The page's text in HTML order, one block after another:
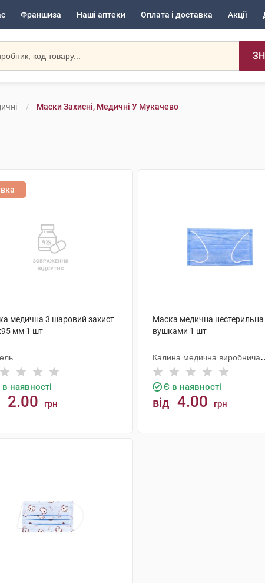
Франшиза Наші аптеки Оплата і доставка Акції
Маски Захисні, Медичні У Мукачево
медична 3 шаровий захист
мм 1 шт
наявності
2.00 грн
Маска медична нестерильна
вушками 1 шт
Калина медична виробнича
компанія
Є в наявності
від 4.00 грн